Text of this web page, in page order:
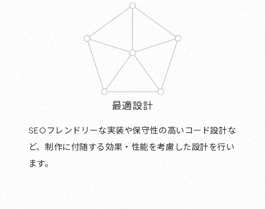
最適設計
SEOフレンドリーな実装や保守性の高いコード設計な
ど、制作に付随する効果・性能を考慮した設計を行い
ます。